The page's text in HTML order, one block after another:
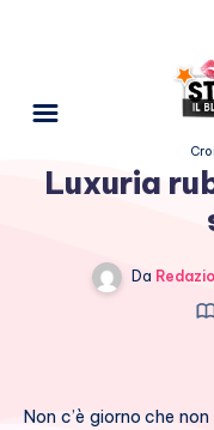
Luxuria
Da
Non c’è giorno che